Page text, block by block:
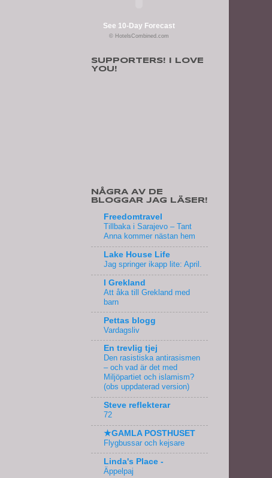
See 10-Day Forecast
© HotelsCombined.com
SUPPORTERS! I LOVE
YOU!
NÅGRA AV DE
BLOGGAR JAG LÄSER!
Freedomtravel
Tillbaka i Sarajevo – Tant
Anna kommer nästan hem
Lake House Life
Jag springer ikapp lite: April.
I Grekland
Att åka till Grekland med
barn
Pettas blogg
Vardagsliv
En trevlig tjej
Den rasistiska antirasismen
– och vad är det med
Miljöpartiet och islamism?
(obs uppdaterad version)
Steve reflekterar
72
★GAMLA POSTHUSET
Flygbussar och kejsare
Linda's Place -
Äppelpaj